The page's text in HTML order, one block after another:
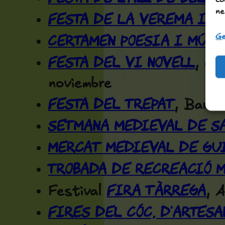
Festa de la Verema i
Certamen Poesia i
Festa del Vi Novell,
noviembre
Festa del Trepat,
Setmana Medieval de
Mercat Medieval de
Trobada de Recreació
Festival Fira Tàrrega,
Fires del Cóc,